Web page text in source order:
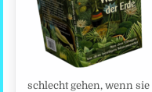
schlecht gehen, wenn